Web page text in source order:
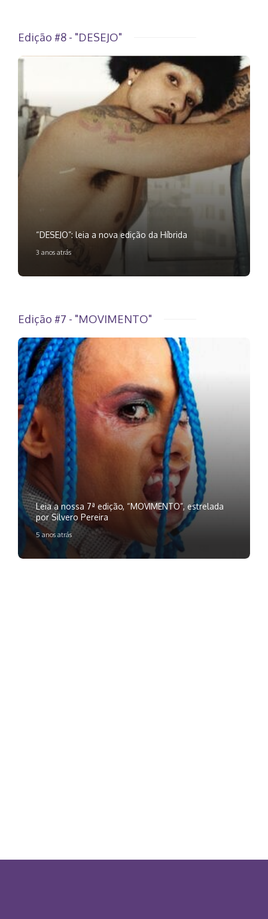
Edição #8 - "DESEJO"
“DESEJO”: leia a nova edição da Híbrida
3 anos atrás
Edição #7 - "MOVIMENTO"
Leia a nossa 7ª edição, “MOVIMENTO”, estrelada
por Silvero Pereira
5 anos atrás